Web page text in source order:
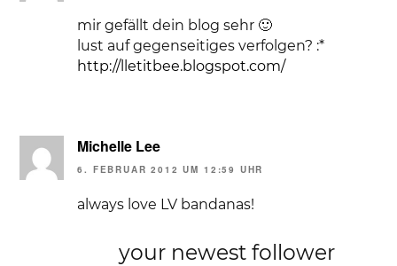
mir gefällt dein blog sehr 🙂
lust auf gegenseitiges verfolgen? :*
http://lletitbee.blogspot.com/
Michelle Lee
6. FEBRUAR 2012 UM 12:59 UHR
always love LV bandanas!
your newest follower